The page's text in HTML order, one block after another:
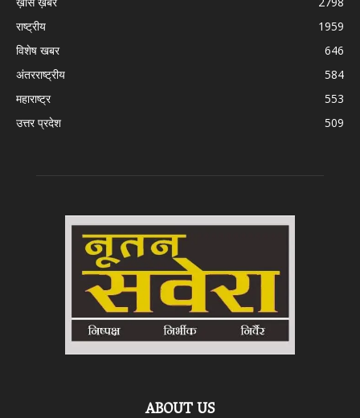
राष्ट्रीय
1959
विशेष खबर
646
अंतरराष्ट्रीय
584
महाराष्ट्र
553
उत्तर प्रदेश
509
ABOUT US